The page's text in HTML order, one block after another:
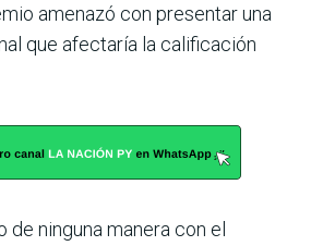
amenazó con presentar una
que afectaría la calificación
de ninguna manera con el